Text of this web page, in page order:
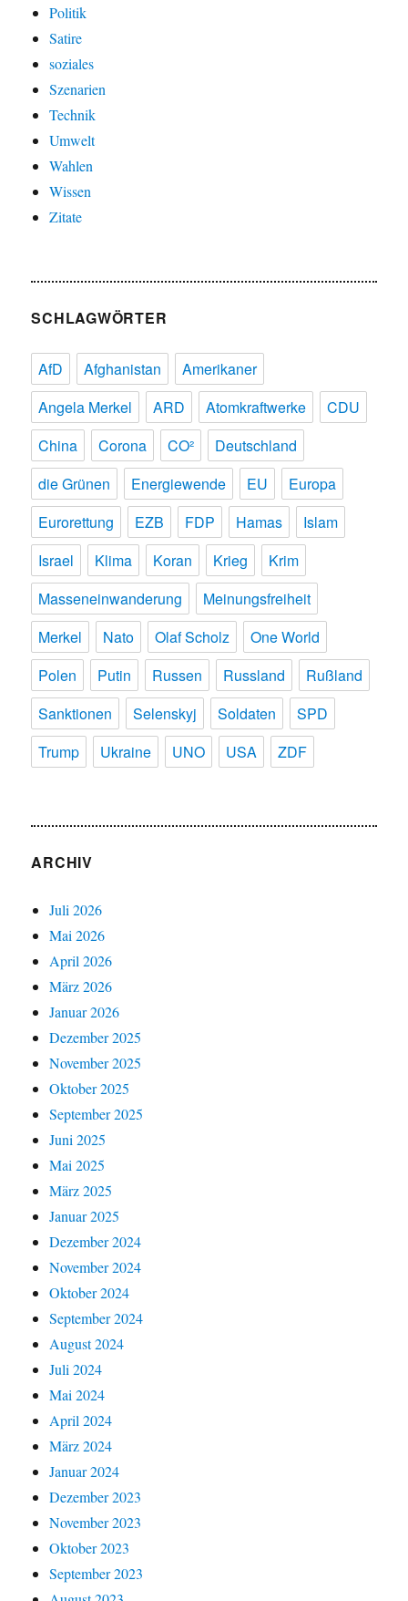
Politik
Satire
soziales
Szenarien
Technik
Umwelt
Wahlen
Wissen
Zitate
SCHLAGWÖRTER
AfD Afghanistan
Amerikaner
Angela Merkel
ARD Atomkraftwerke
CDU
China
Corona CO²
Deutschland
die Grünen
Energiewende EU
Europa
Eurorettung
EZB FDP Hamas
Islam
Israel
Klima Koran Krieg
Krim
Masseneinwanderung
Meinungsfreiheit
Merkel
Nato Olaf Scholz
One World
Polen
Putin Russen Russland
Rußland
Sanktionen
Selenskyj Soldaten
SPD
Trump
Ukraine UNO USA ZDF
ARCHIV
Juli 2026
Mai 2026
April 2026
März 2026
Januar 2026
Dezember 2025
November 2025
Oktober 2025
September 2025
Juni 2025
Mai 2025
März 2025
Januar 2025
Dezember 2024
November 2024
Oktober 2024
September 2024
August 2024
Juli 2024
Mai 2024
April 2024
März 2024
Januar 2024
Dezember 2023
November 2023
Oktober 2023
September 2023